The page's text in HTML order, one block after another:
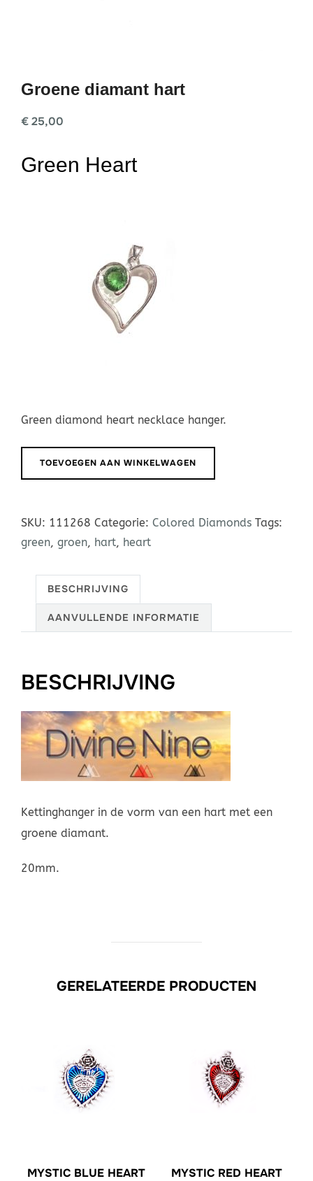
Groene diamant hart
€25,00
Green Heart
Green diamond heart necklace hanger.
diamant
TOEVOEGEN AAN WINKELWAGEN
SKU: 111268 Categorie: Colored Diamonds Tags:
green, groen, hart, heart
BESCHRIJVING
AANVULLENDE INFORMATIE
BESCHRIJVING
Kettinghanger in de vorm van een hart met een
groene diamant.
20mm.
GERELATEERDE PRODUCTEN
MYSTIC BLUE HEART MYSTIC RED HEART